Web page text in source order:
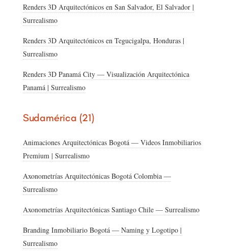
Renders 3D Arquitectónicos en San Salvador, El Salvador |
Surrealismo
Renders 3D Arquitectónicos en Tegucigalpa, Honduras |
Surrealismo
Renders 3D Panamá City — Visualización Arquitectónica
Panamá | Surrealismo
Sudamérica (21)
Animaciones Arquitectónicas Bogotá — Videos Inmobiliarios
Premium | Surrealismo
Axonometrías Arquitectónicas Bogotá Colombia —
Surrealismo
Axonometrías Arquitectónicas Santiago Chile — Surrealismo
Branding Inmobiliario Bogotá — Naming y Logotipo |
Surrealismo